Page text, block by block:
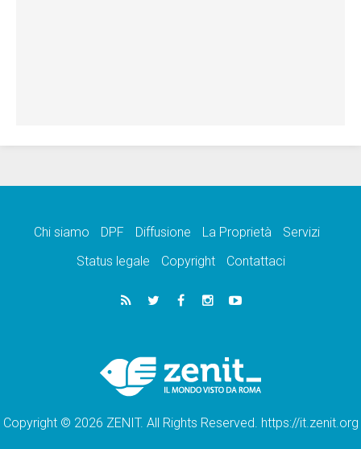
Chi siamo DPF Diffusione La Proprietà
Servizi
Status legale
Copyright Contattaci
Copyright © 2026 ZENIT. All Rights Reserved. https://it.zenit.org